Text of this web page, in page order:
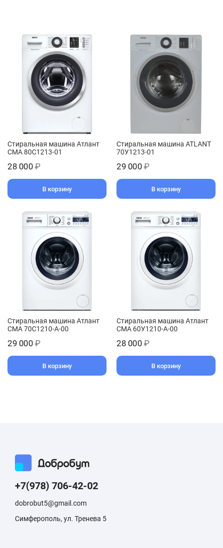
Стиральная машина Атлант
СМА 80С1213-01
28 000 ₽
В корзину
Стиральная машина ATLANT
70У1213-01
29 000 ₽
В корзину
Стиральная машина Атлант
СМА 70С1210-А-00
29 000 ₽
В корзину
Стиральная машина Атлант
СМА 60У1210-А-00
28 000 ₽
В корзину
+7(978) 706-42-02
dobrobut5@gmail.com
Симферополь, ул. Тренева 5